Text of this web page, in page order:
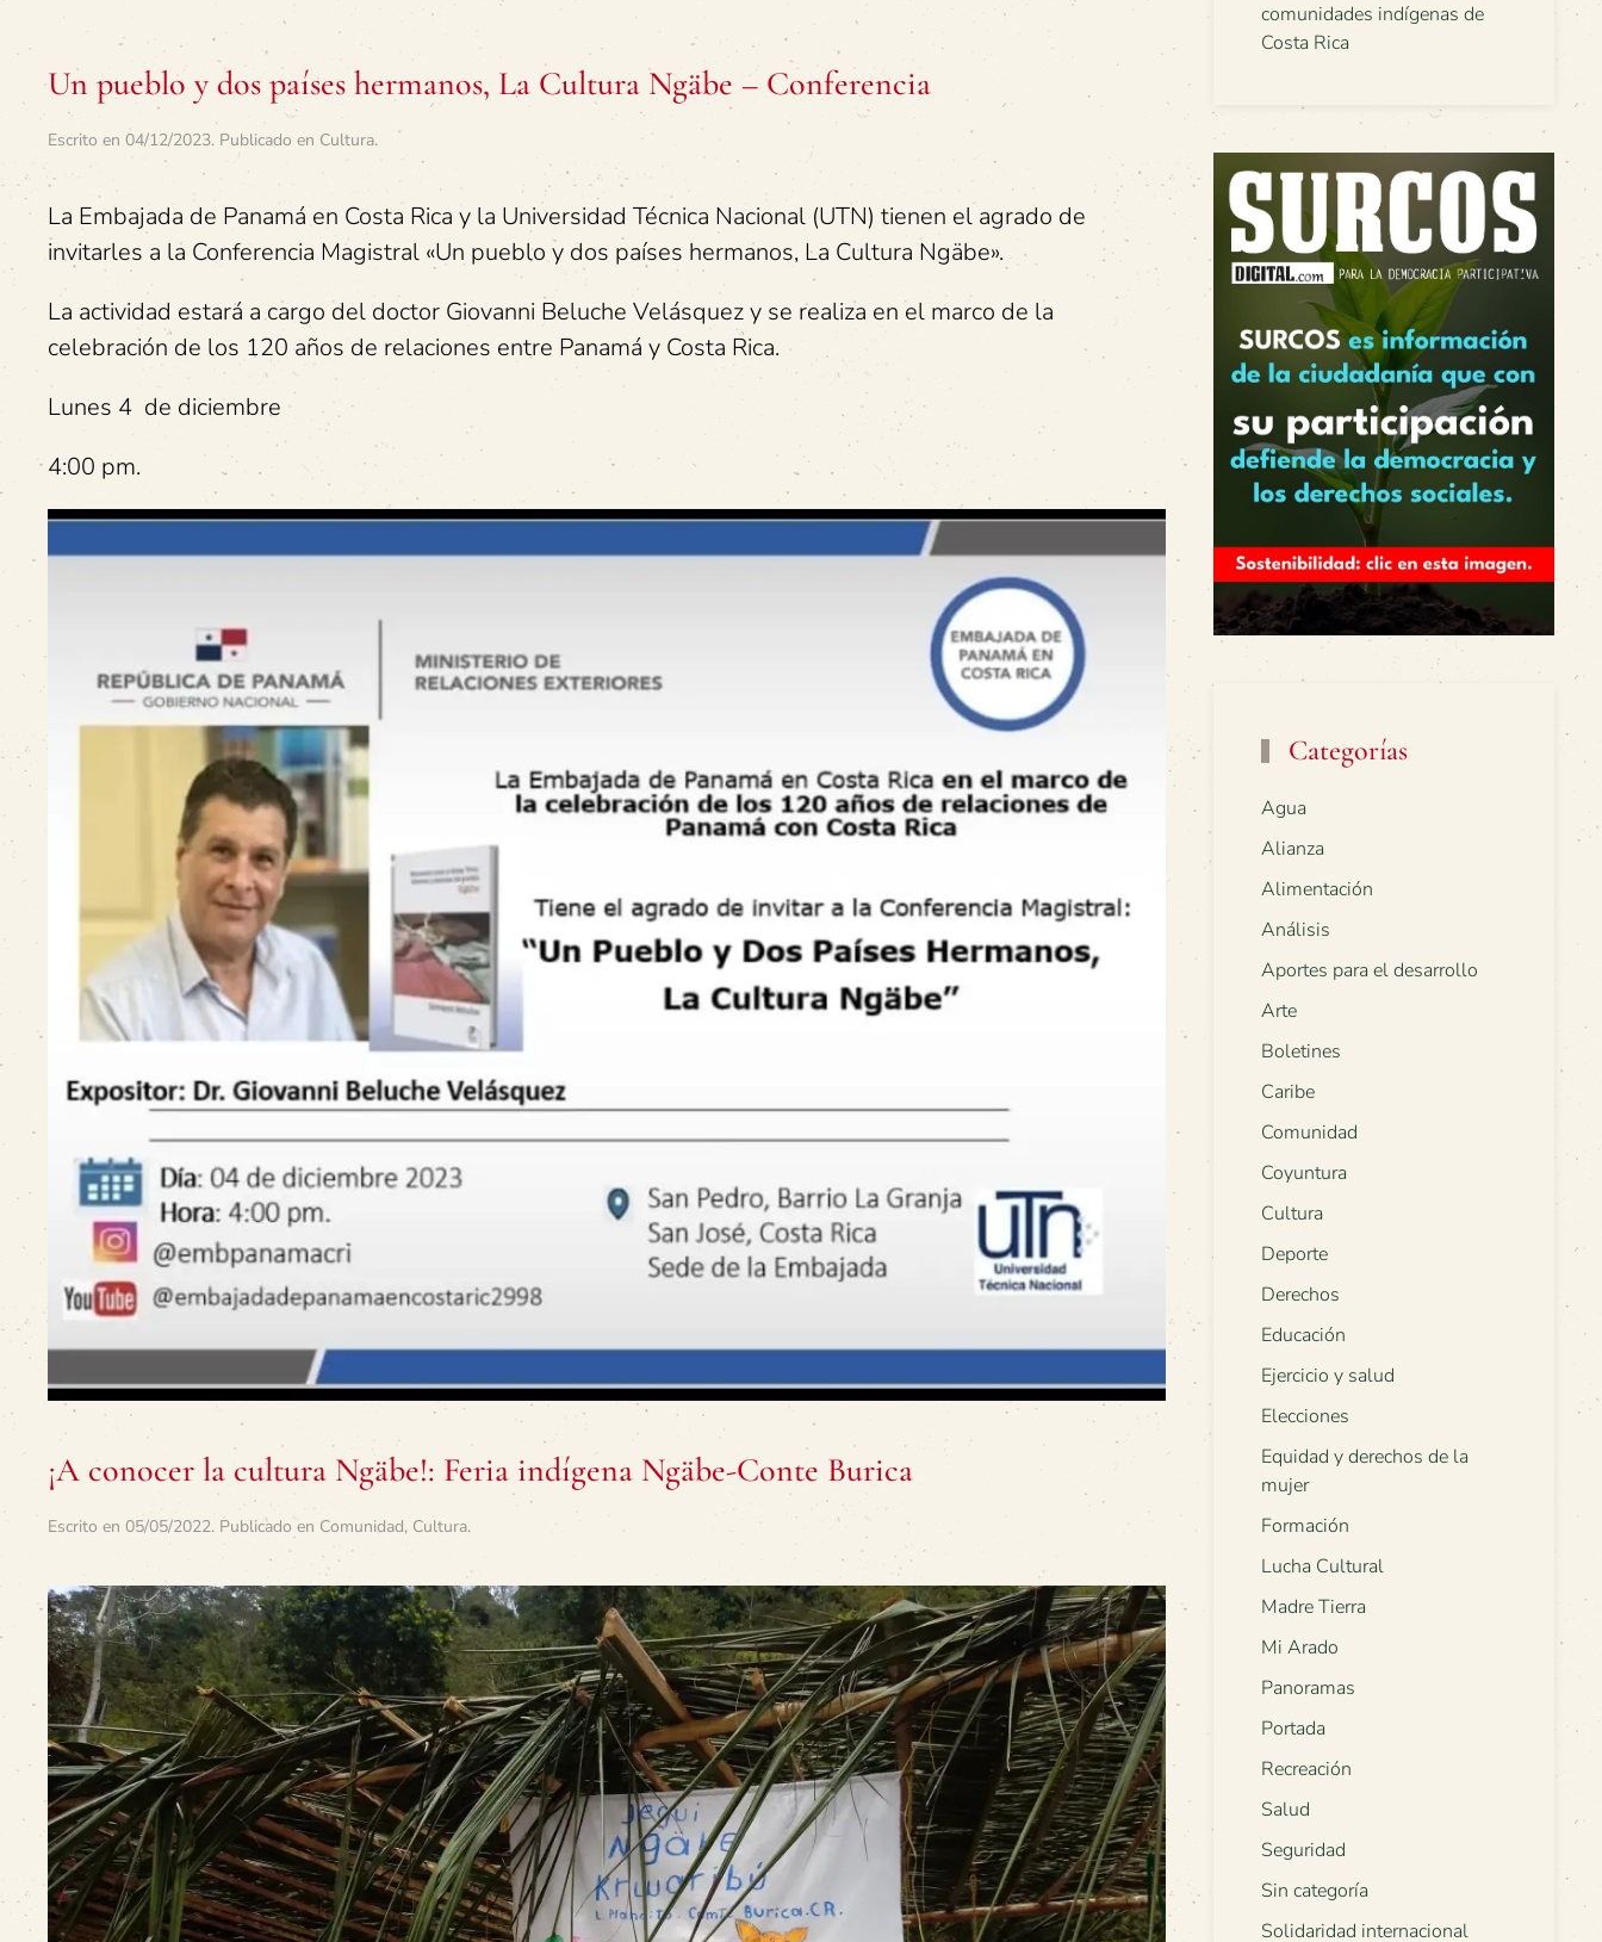
Un pueblo y dos países hermanos, La Cultura Ngäbe – Conferencia
Escrito en 04/12/2023. Publicado en Cultura.
La Embajada de Panamá en Costa Rica y la Universidad Técnica Nacional (UTN) tienen el agrado de
invitarles a la Conferencia Magistral «Un pueblo y dos países hermanos, La Cultura Ngäbe».
La actividad estará a cargo del doctor Giovanni Beluche Velásquez y se realiza en el marco de la
celebración de los 120 años de relaciones entre Panamá y Costa Rica.
Lunes 4 de diciembre
4:00 pm.
¡A conocer la cultura Ngäbe!: Feria indígena Ngäbe-Conte Burica
Escrito en 05/05/2022. Publicado en Comunidad, Cultura.
comunidades indígenas de
Costa Rica
Categorías
Agua
Alianza
Alimentación
Análisis
Aportes para el desarrollo
Arte
Boletines
Caribe
Comunidad
Coyuntura
Cultura
Deporte
Derechos
Educación
Ejercicio y salud
Elecciones
Equidad y derechos de la
mujer
Formación
Lucha Cultural
Madre Tierra
Mi Arado
Panoramas
Portada
Recreación
Salud
Seguridad
Sin categoría
Solidaridad internacional